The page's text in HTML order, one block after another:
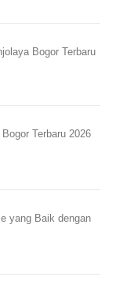
Bogor Terbaru
Terbaru 2026
yang Baik dengan